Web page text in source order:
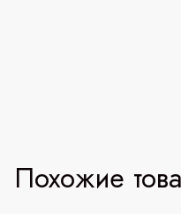
Похожие